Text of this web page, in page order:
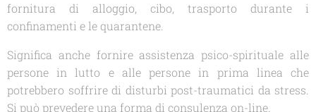
fornitura di alloggio, cibo, trasporto durante i
confinamenti e le quarantene.
Significa anche fornire assistenza psico-spirituale alle
persone in lutto e alle persone in prima linea che
potrebbero soffrire di disturbi post-traumatici da stress.
Si può prevedere una forma di consulenza on-line.